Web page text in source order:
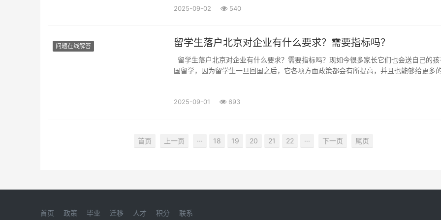
2025-09-02 540
问题在线解答 留学生落户北京对企业有什么要求？需要指标吗？
国留学，因为留学生一旦回国之后，它各项方面政策都会有所提高，并且也能够给更多
2025-09-01 693
首页 上一页 ··· 18 19 20 21 22 ··· 下一页 尾页
首页 政策 毕业 迁移 人才 积分 联系